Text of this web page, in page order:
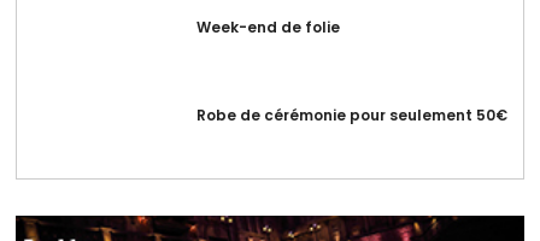
Week-end de folie
Robe de cérémonie pour seulement 50€